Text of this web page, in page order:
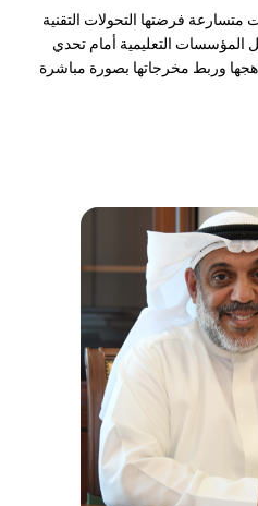
متسارعة فرضتها التحولات التقنية
المؤسسات التعليمية أمام تحدي
وربط مخرجاتها بصورة مباشرة
المستقبلية